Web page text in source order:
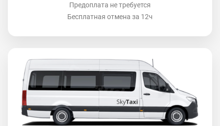
Предоплата не требуется
Бесплатная отмена за 12ч